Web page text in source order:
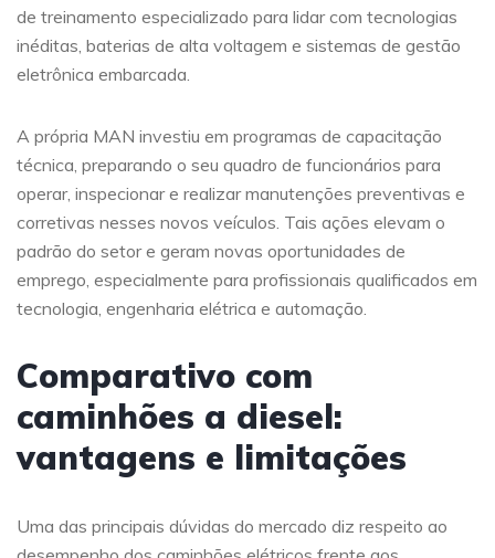
de treinamento especializado para lidar com tecnologias
inéditas, baterias de alta voltagem e sistemas de gestão
eletrônica embarcada.
A própria MAN investiu em programas de capacitação
técnica, preparando o seu quadro de funcionários para
operar, inspecionar e realizar manutenções preventivas e
corretivas nesses novos veículos. Tais ações elevam o
padrão do setor e geram novas oportunidades de
emprego, especialmente para profissionais qualificados em
tecnologia, engenharia elétrica e automação.
Comparativo com
caminhões a diesel:
vantagens e limitações
Uma das principais dúvidas do mercado diz respeito ao